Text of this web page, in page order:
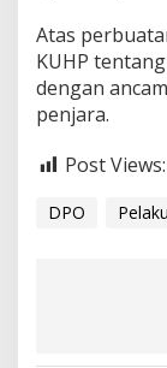
Atas
KUHP
dengan
penjara.
Post Views:
DPO